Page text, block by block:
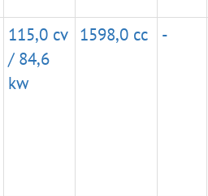
115,0 cv
/ 84,6
kw
1598,0 cc -